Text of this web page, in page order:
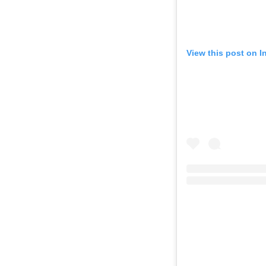
View this post on